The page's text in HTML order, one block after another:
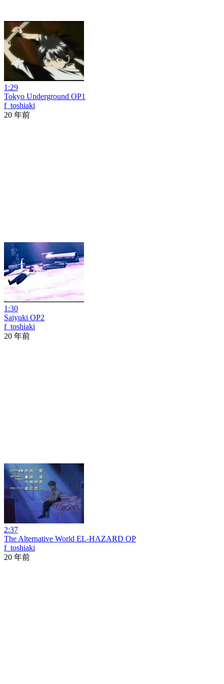
1:29
Tokyo Underground OP1
f_toshiaki
20 年前
1:30
Saiyuki OP2
f_toshiaki
20 年前
2:37
The Alternative World EL-HAZARD OP
f_toshiaki
20 年前